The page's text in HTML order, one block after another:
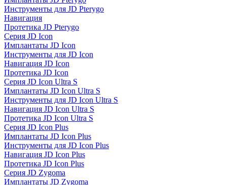
Инструменты для JD Pterygo
Навигация
Протетика JD Pterygo
Серия JD Icon
Имплантаты JD Icon
Инструменты для JD Icon
Навигация JD Icon
Протетика JD Icon
Серия JD Icon Ultra S
Имплантаты JD Icon Ultra S
Инструменты для JD Icon Ultra S
Навигация JD Icon Ultra S
Протетика JD Icon Ultra S
Серия JD Icon Plus
Имплантаты JD Icon Plus
Инструменты для JD Icon Plus
Навигация JD Icon Plus
Протетика JD Icon Plus
Серия JD Zygoma
Имплантаты JD Zygoma